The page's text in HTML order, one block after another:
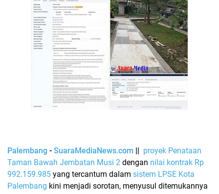
Palembang - SuaraMediaNews.com || proyek Penataan
Taman Bawah Jembatan Musi 2 dengan nilai kontrak Rp
992.159.985 yang tercantum dalam sistem LPSE Kota
Palembang kini menjadi sorotan, menyusul ditemukannya